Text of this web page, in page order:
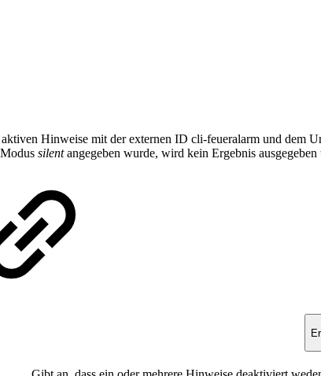
Hinweise mit der externen ID cli-feueralarm und dem
silentangegeben wurde, wird kein Ergebnis